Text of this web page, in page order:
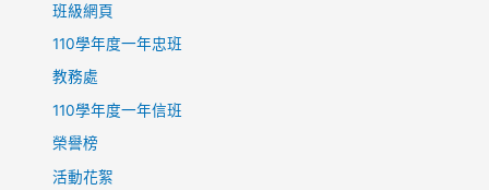
班級網頁
110學年度一年忠班
教務處
110學年度一年信班
榮譽榜
活動花絮